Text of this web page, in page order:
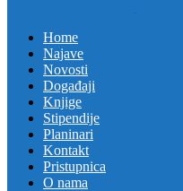
Home
Najave
Novosti
Događaji
Knjige
Stipendije
Planinari
Kontakt
Pristupnica
O nama